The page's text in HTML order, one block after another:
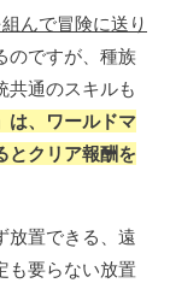
んで冒険に送り
のですが、種族
共通のスキルも
は、ワールドマ
とクリア報酬を
放置できる、遠
も要らない放置